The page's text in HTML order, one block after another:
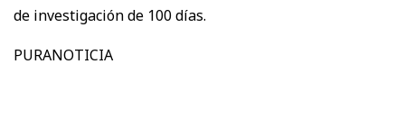
de investigación de 100 días.
PURANOTICIA